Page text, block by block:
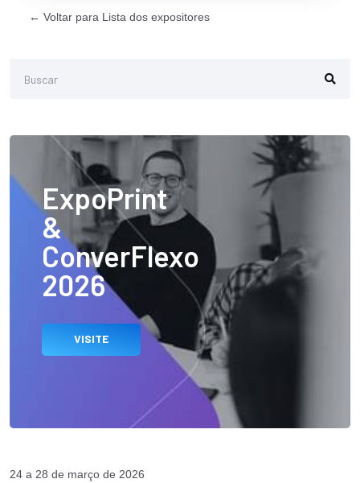
← Voltar para Lista dos expositores
ExpoPrint
&
ConverFlexo
2026
VISITE
24 a 28 de março de 2026